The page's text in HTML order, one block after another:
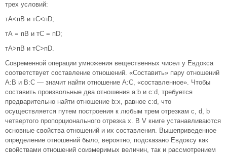
трех условий:
тА<пВ и тС<пD;
тА = пВ и тС = пD;
тА>пВ и тC>пD.
Современной операции умножения вещественных чисел у Евдокса
соответствует составление отношений. «Составить» пару отношений
А:В и В:С — значит найти отношение А:С, «составленное». Чтобы
составить произвольные два отношения а:b и с:d, требуется
предварительно найти отношение b:x, равное с:d, что
осуществляется путем построения к любым трем отрезкам с, d, b
четвертого пропорционального отрезка x. В V книге устанавливаются
основные свойства отношений и их составления. Вышеприведенное
определение отношений было, вероятно, подсказано Евдоксу как
свойствами отношений соизмеримых величин, так и рассмотрением